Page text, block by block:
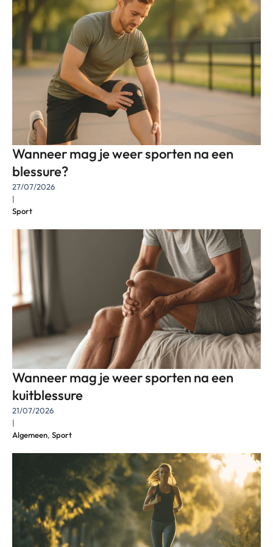
Wanneer mag je weer sporten na een
blessure?
27/07/2026
|
Sport
Wanneer mag je weer sporten na een
kuitblessure
21/07/2026
|
Algemeen, Sport